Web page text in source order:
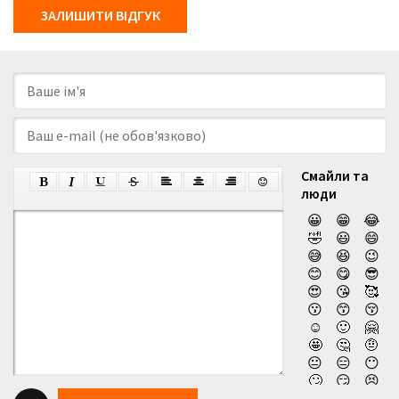
ЗАЛИШИТИ ВІДГУК
Смайли та
люди
😀
😁
😂
🤣
😃
😄
😅
😆
😉
😊
😋
😎
😍
😘
🥰
😗
😙
😚
☺️
🙂
🤗
🤩
🤔
🤨
😐
😑
😶
🙄
😏
😣